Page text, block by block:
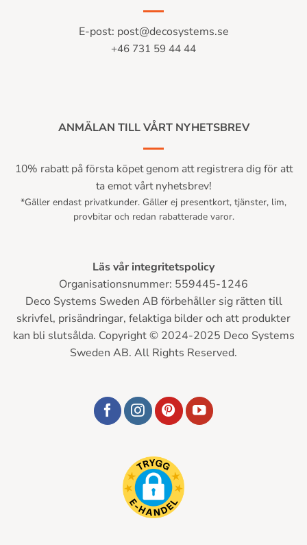
E-post: post@decosystems.se
+46 731 59 44 44
ANMÄLAN TILL VÅRT NYHETSBREV
10% rabatt på första köpet genom att registrera dig för att
ta emot vårt nyhetsbrev!
*Gäller endast privatkunder. Gäller ej presentkort, tjänster, lim,
provbitar och redan rabatterade varor.
Läs vår integritetspolicy
Organisationsnummer: 559445-1246
Deco Systems Sweden AB förbehåller sig rätten till
skrivfel, prisändringar, felaktiga bilder och att produkter
kan bli slutsålda. Copyright © 2024-2025 Deco Systems
Sweden AB. All Rights Reserved.